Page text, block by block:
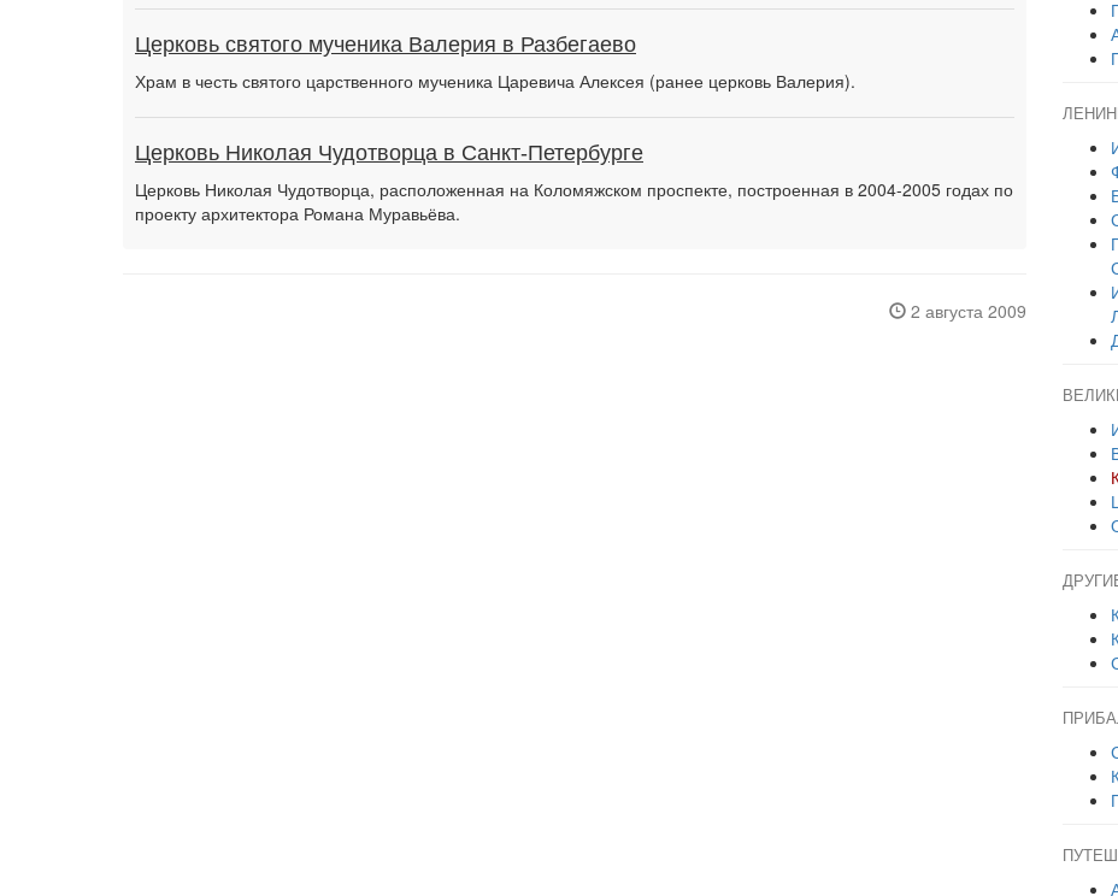
Церковь святого мученика Валерия в Разбегаево
Храм в честь святого царственного мученика Царевича Алексея (ранее церковь Валерия).
Церковь Николая Чудотворца в Санкт-Петербурге
Церковь Николая Чудотворца, расположенная на Коломяжском проспекте, построенная в 2004-2005 годах по
проекту архитектора Романа Муравьёва.
2 августа 2009